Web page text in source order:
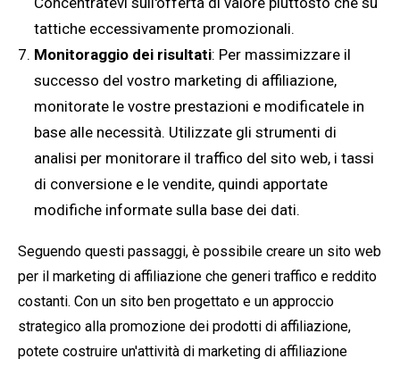
tattiche eccessivamente promozionali.
Monitoraggio dei risultati: Per massimizzare il
successo del vostro marketing di affiliazione,
monitorate le vostre prestazioni e modificatele in
base alle necessità. Utilizzate gli strumenti di
analisi per monitorare il traffico del sito web, i tassi
di conversione e le vendite, quindi apportate
modifiche informate sulla base dei dati.
Seguendo questi passaggi, è possibile creare un sito web
per il marketing di affiliazione che generi traffico e reddito
costanti. Con un sito ben progettato e un approccio
strategico alla promozione dei prodotti di affiliazione,
potete costruire un'attività di marketing di affiliazione